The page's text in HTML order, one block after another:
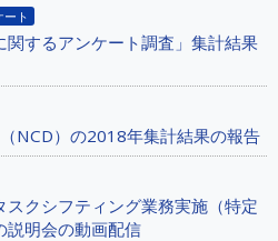
ト
関するアンケート調査」集計結果
NCD）の2018年集計結果の報告
クシフティング業務実施（特定
説明会の動画配信